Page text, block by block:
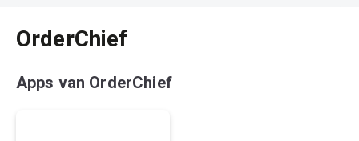
OrderChief
Apps van OrderChief